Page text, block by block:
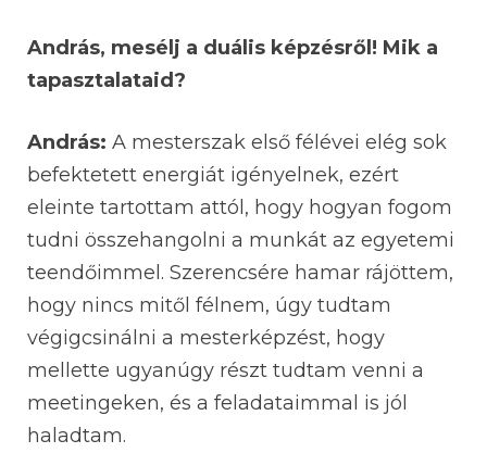
András, mesélj a duális képzésről! Mik a
tapasztalataid?
András: A mesterszak első félévei elég sok
befektetett energiát igényelnek, ezért
eleinte tartottam attól, hogy hogyan fogom
tudni összehangolni a munkát az egyetemi
teendőimmel. Szerencsére hamar rájöttem,
hogy nincs mitől félnem, úgy tudtam
végigcsinálni a mesterképzést, hogy
mellette ugyanúgy részt tudtam venni a
meetingeken, és a feladataimmal is jól
haladtam.